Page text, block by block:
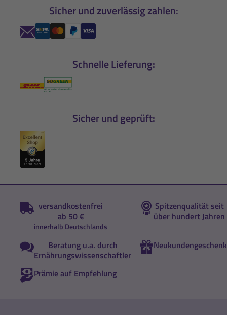
Sicher und zuverlässig zahlen:
Schnelle Lieferung:
Sicher und geprüft:
versandkostenfrei
ab 50 €
innerhalb Deutschlands
Spitzenqualität seit
über hundert Jahren
Beratung u.a. durch
Ernährungswissenschaftler
Neukundengeschenk
Prämie auf Empfehlung